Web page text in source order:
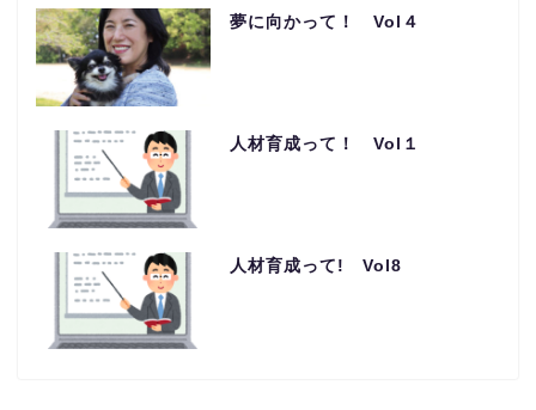
夢に向かって！ Vol４
人材育成って！ Vol１
人材育成って! Vol8